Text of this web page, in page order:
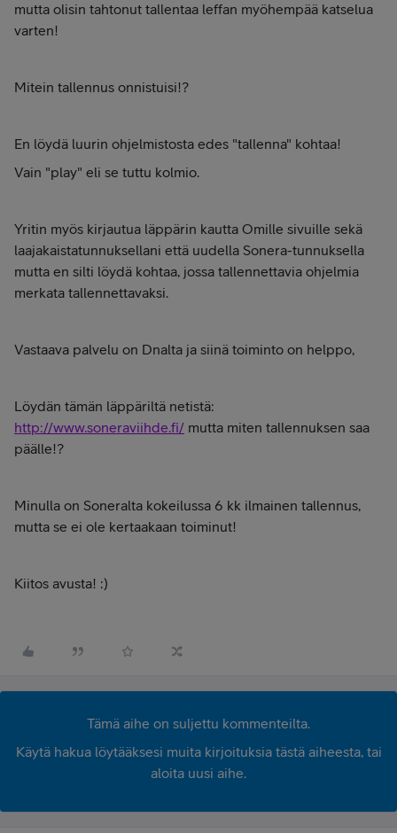
mutta olisin tahtonut tallentaa leffan myöhempää katselua
varten!
Mitein tallennus onnistuisi!?
En löydä luurin ohjelmistosta edes "tallenna" kohtaa!
Vain "play" eli se tuttu kolmio.
Yritin myös kirjautua läppärin kautta Omille sivuille sekä
laajakaistatunnuksellani että uudella Sonera-tunnuksella
mutta en silti löydä kohtaa, jossa tallennettavia ohjelmia
merkata tallennettavaksi.
Vastaava palvelu on Dnalta ja siinä toiminto on helppo,
Löydän tämän läppäriltä netistä:
http://www.soneraviihde.fi/ mutta miten tallennuksen saa
päälle!?
Minulla on Soneralta kokeilussa 6 kk ilmainen tallennus,
mutta se ei ole kertaakaan toiminut!
Kiitos avusta! :)
Tämä aihe on suljettu kommenteilta.
Käytä hakua löytääksesi muita kirjoituksia tästä aiheesta, tai
aloita uusi aihe.